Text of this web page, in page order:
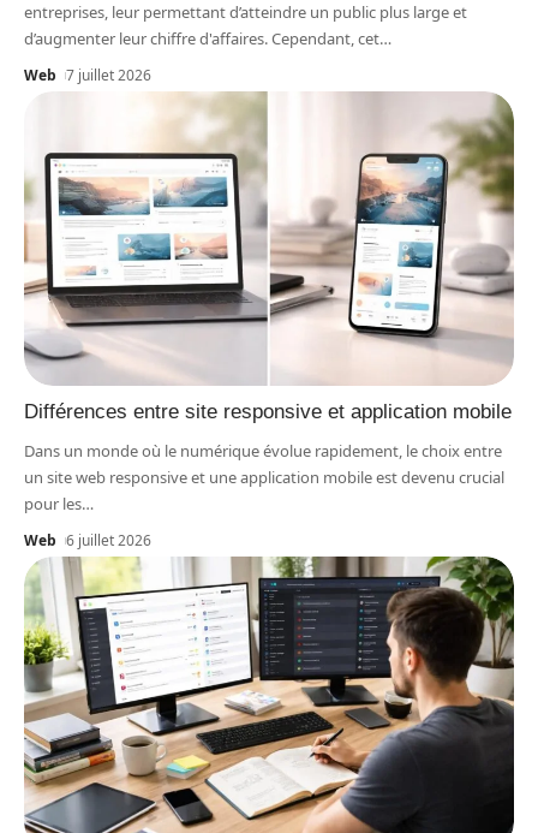
entreprises, leur permettant d’atteindre un public plus large et
d’augmenter leur chiffre d'affaires. Cependant, cet…
Web 7 juillet 2026
Différences entre site responsive et application mobile
Dans un monde où le numérique évolue rapidement, le choix entre
un site web responsive et une application mobile est devenu crucial
pour les…
Web 6 juillet 2026